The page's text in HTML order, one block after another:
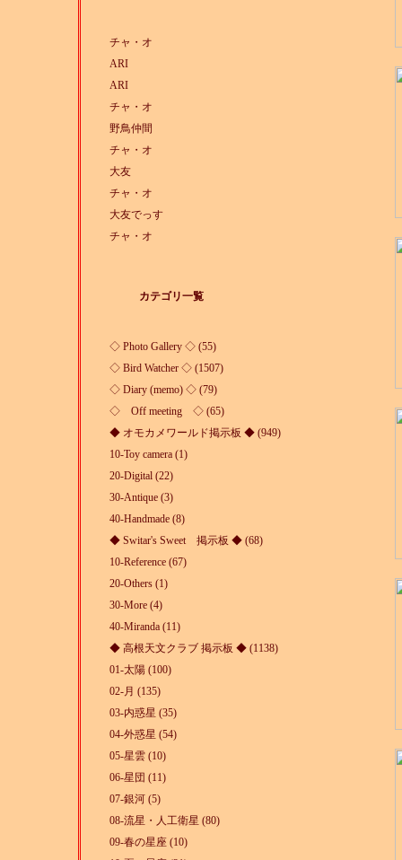
チャ・オ
ARI
ARI
チャ・オ
野鳥仲間
チャ・オ
大友
チャ・オ
大友でっす
チャ・オ
カテゴリ一覧
◇ Photo Gallery ◇ (55)
◇ Bird Watcher ◇ (1507)
◇ Diary (memo) ◇ (79)
◇ Off meeting ◇ (65)
◆ オモカメワールド掲示板 ◆ (949)
10-Toy camera (1)
20-Digital (22)
30-Antique (3)
40-Handmade (8)
◆ Switar's Sweet 掲示板 ◆ (68)
10-Reference (67)
20-Others (1)
30-More (4)
40-Miranda (11)
◆ 高根天文クラブ 掲示板 ◆ (1138)
01-太陽 (100)
02-月 (135)
03-内惑星 (35)
04-外惑星 (54)
05-星雲 (10)
06-星団 (11)
07-銀河 (5)
08-流星・人工衛星 (80)
09-春の星座 (10)